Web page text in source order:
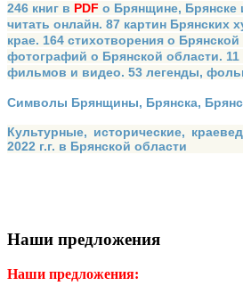
246 книг в PDF о Брянщине, Брянске
читать онлайн. 87 картин Брянских
крае. 164 стихотворения о Брянской
фотографий о Брянской области. 11
фильмов и видео. 53 легенды,
Символы Брянщины, Брянска,
Культурные, исторические,
2022 г.г. в Брянской области
Наши предложения
Наши предложения: